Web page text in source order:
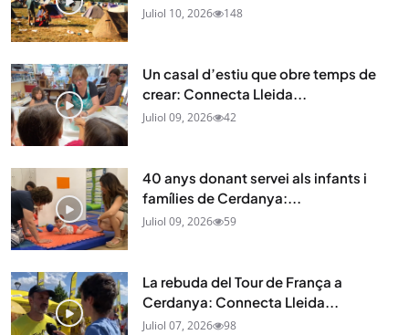
Juliol 10, 2026 148
Un casal d’estiu que obre temps de
crear: Connecta Lleida...
Juliol 09, 2026 42
40 anys donant servei als infants i
famílies de Cerdanya:...
Juliol 09, 2026 59
La rebuda del Tour de França a
Cerdanya: Connecta Lleida...
Juliol 07, 2026 98